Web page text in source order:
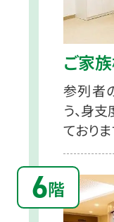
ご家
参列者
う、身
ておりま
6階